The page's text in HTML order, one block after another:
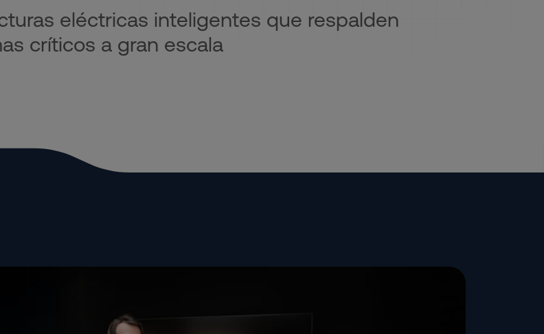
eléctricas inteligentes que respalden
críticos a gran escala